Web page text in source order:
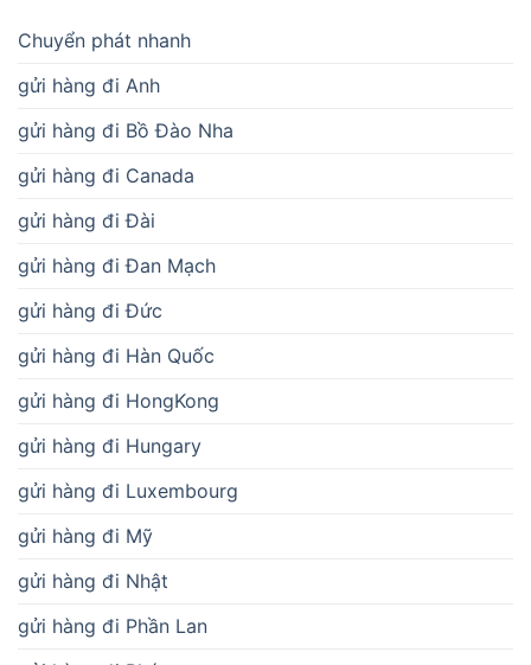
Chuyển phát nhanh
gửi hàng đi Anh
gửi hàng đi Bồ Đào Nha
gửi hàng đi Canada
gửi hàng đi Đài
gửi hàng đi Đan Mạch
gửi hàng đi Đức
gửi hàng đi Hàn Quốc
gửi hàng đi HongKong
gửi hàng đi Hungary
gửi hàng đi Luxembourg
gửi hàng đi Mỹ
gửi hàng đi Nhật
gửi hàng đi Phần Lan